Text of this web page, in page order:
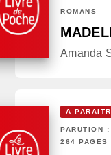
ROMANS
Amanda
À
PARUTION
264 PAGES